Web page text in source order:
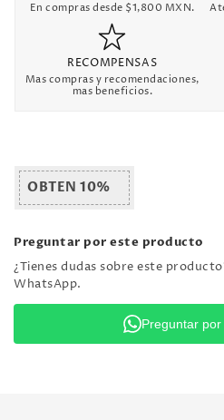
En compras desde $1,800 MXN.
RECOMPENSAS
Mas compras y recomendaciones,
mas beneficios.
OBTEN 10%
Preguntar por este producto
¿Tienes dudas sobre este
WhatsApp.
Preguntar por